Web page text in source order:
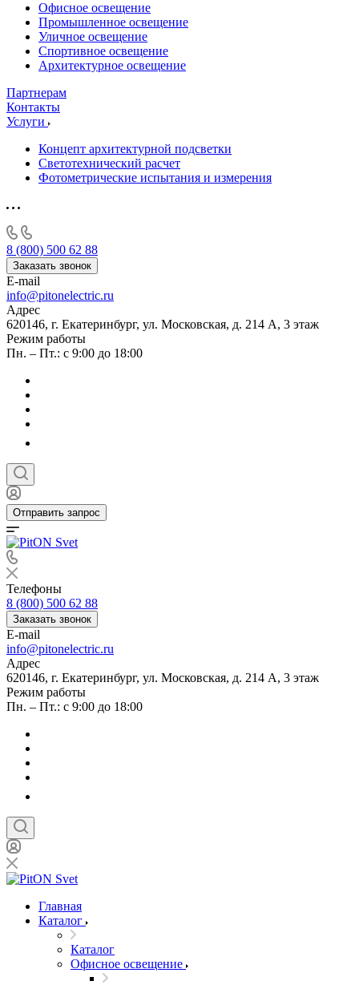
Офисное освещение
Промышленное освещение
Уличное освещение
Спортивное освещение
Архитектурное освещение
Партнерам
Контакты
Услуги
Концепт архитектурной подсветки
Светотехнический расчет
Фотометрические испытания и измерения
8 (800) 500 62 88
Заказать звонок
E-mail
info@pitonelectric.ru
Адрес
620146, г. Екатеринбург, ул. Московская, д. 214 А, 3 этаж
Режим работы
Пн. – Пт.: с 9:00 до 18:00
Отправить запрос
Телефоны
8 (800) 500 62 88
Заказать звонок
E-mail
info@pitonelectric.ru
Адрес
620146, г. Екатеринбург, ул. Московская, д. 214 А, 3 этаж
Режим работы
Пн. – Пт.: с 9:00 до 18:00
Главная
Каталог
Каталог
Офисное освещение